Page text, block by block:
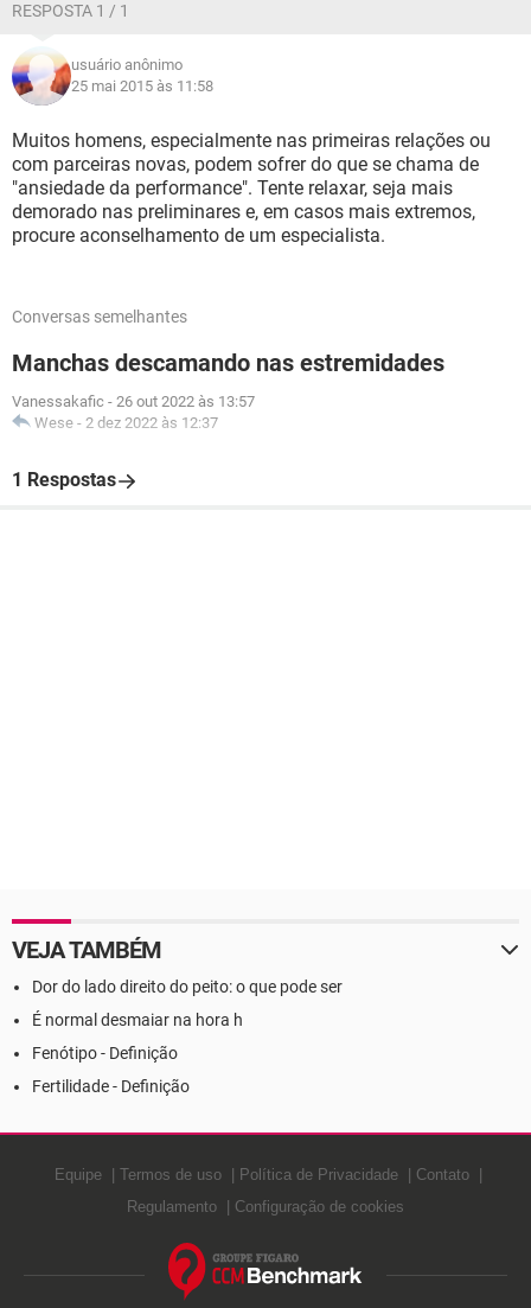
RESPOSTA 1 / 1
usuário anônimo
25 mai 2015 às 11:58
Muitos homens, especialmente nas primeiras relações ou
com parceiras novas, podem sofrer do que se chama de
"ansiedade da performance". Tente relaxar, seja mais
demorado nas preliminares e, em casos mais extremos,
procure aconselhamento de um especialista.
Conversas semelhantes
Manchas descamando nas estremidades
Vanessakafic - 26 out 2022 às 13:57
Wese - 2 dez 2022 às 12:37
1 Respostas
VEJA TAMBÉM
Dor do lado direito do peito: o que pode ser
É normal desmaiar na hora h
Fenótipo - Definição
Fertilidade - Definição
Equipe Termos de uso Política de Privacidade
Contato
Regulamento
Configuração de cookies